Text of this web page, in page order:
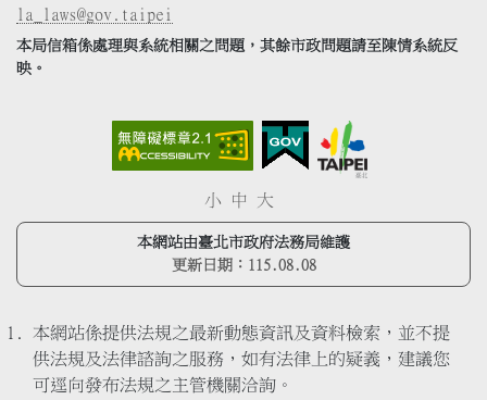
la_laws@gov.taipei
本局信箱係處理與系統相關之問題，其餘市政問題請至陳情系統反
映。
小 中 大
本網站由臺北市政府法務局維護
更新日期： 115.08.08
本網站係提供法規之最新動態資訊及資料檢索，並不提
供法規及法律諮詢之服務，如有法律上的疑義，建議您
可逕向發布法規之主管機關洽詢。